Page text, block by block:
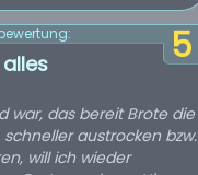
5
war, das bereit Brote die
austrocken bzw.
will ich wieder